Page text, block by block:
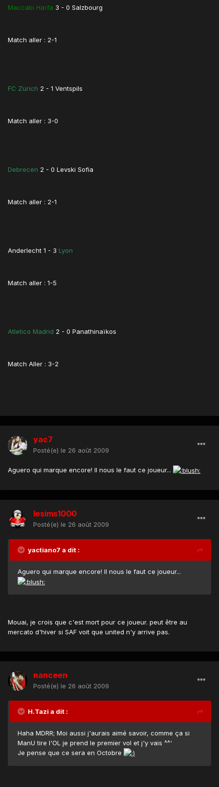
Maccabi Haïfa 3 - 0 Salzbourg
Match aller : 2-1
FC Zürich 2 - 1 Ventspils
Match aller : 3-0
Debrecen 2 - 0 Levski Sofia
Match aller : 2-1
Anderlecht 1 - 3 Lyon
Match aller : 1-5
Atletico Madrid 2 - 0 Panathinaïkos
Match Aller : 3-2
yac7
Posté(e) le 26 août 2009
Aguero qui marque encore! Il nous le faut ce joueur...
lesims1000
Posté(e) le 26 août 2009
yactiano7 a dit :
Aguero qui marque encore! Il nous le faut ce joueur...
Mouai, je crois que c'est mort pour ce joueur. peut être au
mercato d'hiver si SAF voit que united n'y arrive pas.
nanceen
Posté(e) le 26 août 2009
H.Tazi a dit :
Haha MDRR; Moi aussi j'aurais aimé savoir, comme ça si
ManU tire l'OL je prend le premier vol et j'y vais ^^'
Je pense que ce sera en Octobre